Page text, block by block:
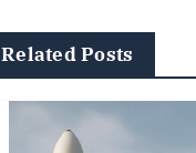
Related Posts